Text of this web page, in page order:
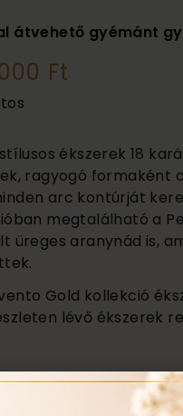
átvehető gyémánt
Ft
ékszerek 18
ragyogó formaként
arc kontúrját
megtalálható a
üreges aranynád is,
Gold kollekció
lévő ékszerek
karátos törtarany
felvásárlás 22.200